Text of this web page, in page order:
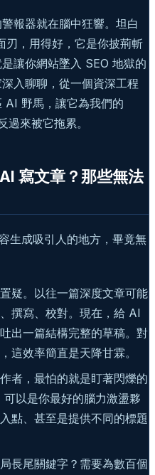
報器就在腦中狂響。坦白
刃，用得好，它是你披荊斬
讓你網站墜入 SEO 地獄的
入聊聊，從一個資深工程
AI 野馬，讓它為我們的
來被它拖累。
寫文章？那些無法
生成吸引人的地方，畢竟無
疑。以往一篇深度文章可能
撰寫、校對。現在，給 AI
出一篇結構完整的草稿。對
這效率簡直是天降甘霖。
者，最怕的就是盯著閃爍的
以是你最好的腦力激盪夥
點、甚至是提供不同的標題
長尾關鍵字？需要為數百個